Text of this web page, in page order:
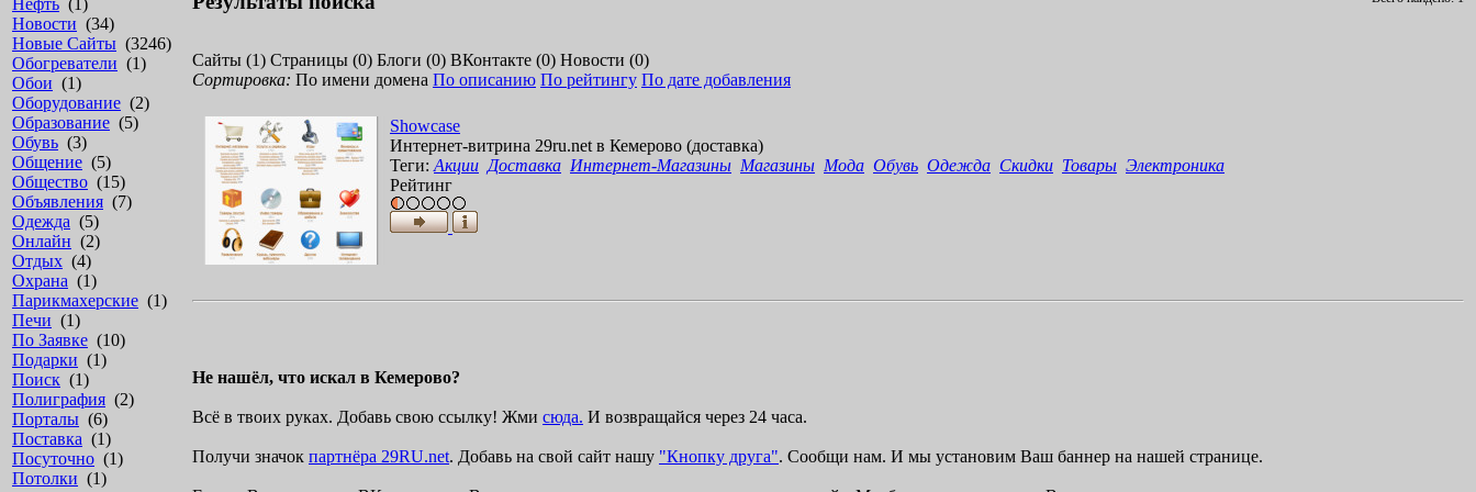
Нефть (1)
Новости (34)
Новые Сайты (3246)
Обогреватели (1)
Обои (1)
Оборудование (2)
Образование (5)
Обувь (3)
Общение (5)
Общество (15)
Объявления (7)
Одежда (5)
Онлайн (2)
Отдых (4)
Охрана (1)
Парикмахерские (1)
Печи (1)
По Заявке (10)
Подарки (1)
Поиск (1)
Полиграфия (2)
Порталы (6)
Поставка (1)
Посуточно (1)
Потолки (1)
Сайты (1) Страницы (0) Блоги (0) ВКонтакте (0) Новости (0)
Сортировка: По имени домена По описанию По рейтингу По дате добавления
Showcase
Интернет-витрина 29ru.net в Кемерово (доставка)
Теги: Акции Доставка Интернет-Магазины Магазины Мода Обувь Одежда Скидки Товары Электроника
Рейтинг
Не нашёл, что искал в Кемерово?
Всё в твоих руках. Добавь свою ссылку! Жми сюда. И возвращайся через 24 часа.
Получи значок партнёра 29RU.net. Добавь на свой сайт нашу "Кнопку друга". Сообщи нам. И мы установим Ваш баннер на нашей странице.